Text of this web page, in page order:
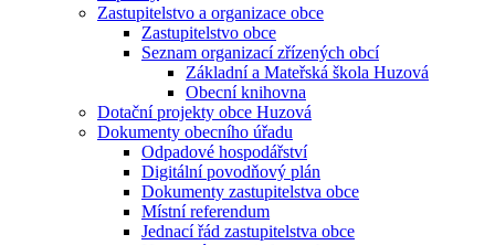
Zastupitelstvo a organizace obce
Zastupitelstvo obce
Seznam organizací zřízených obcí
Základní a Mateřská škola Huzová
Obecní knihovna
Dotační projekty obce Huzová
Dokumenty obecního úřadu
Odpadové hospodářství
Digitální povodňový plán
Dokumenty zastupitelstva obce
Místní referendum
Jednací řád zastupitelstva obce